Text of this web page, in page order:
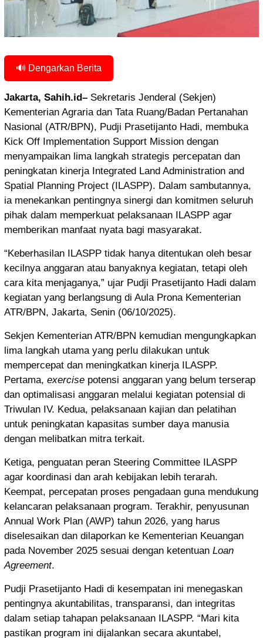
🔊 Dengarkan Berita
Jakarta, Sahih.id– Sekretaris Jenderal (Sekjen)
Kementerian Agraria dan Tata Ruang/Badan Pertanahan
Nasional (ATR/BPN), Pudji Prasetijanto Hadi, membuka
Kick Off Implementation Support Mission dengan
menyampaikan lima langkah strategis percepatan dan
peningkatan kinerja Integrated Land Administration and
Spatial Planning Project (ILASPP). Dalam sambutannya,
ia menekankan pentingnya sinergi dan komitmen seluruh
pihak dalam memperkuat pelaksanaan ILASPP agar
memberikan manfaat nyata bagi masyarakat.
“Keberhasilan ILASPP tidak hanya ditentukan oleh besar
kecilnya anggaran atau banyaknya kegiatan, tetapi oleh
cara kita menjaganya,” ujar Pudji Prasetijanto Hadi dalam
kegiatan yang berlangsung di Aula Prona Kementerian
ATR/BPN, Jakarta, Senin (06/10/2025).
Sekjen Kementerian ATR/BPN kemudian mengungkapkan
lima langkah utama yang perlu dilakukan untuk
mempercepat dan meningkatkan kinerja ILASPP.
Pertama, exercise potensi anggaran yang belum terserap
dan optimalisasi anggaran melalui kegiatan potensial di
Triwulan IV. Kedua, pelaksanaan kajian dan pelatihan
untuk peningkatan kapasitas sumber daya manusia
dengan melibatkan mitra terkait.
Ketiga, penguatan peran Steering Committee ILASPP
agar koordinasi dan arah kebijakan lebih terarah.
Keempat, percepatan proses pengadaan guna mendukung
kelancaran pelaksanaan program. Terakhir, penyusunan
Annual Work Plan (AWP) tahun 2026, yang harus
diselesaikan dan dilaporkan ke Kementerian Keuangan
pada November 2025 sesuai dengan ketentuan Loan
Agreement.
Pudji Prasetijanto Hadi di kesempatan ini menegaskan
pentingnya akuntabilitas, transparansi, dan integritas
dalam setiap tahapan pelaksanaan ILASPP. “Mari kita
pastikan program ini dijalankan secara akuntabel,